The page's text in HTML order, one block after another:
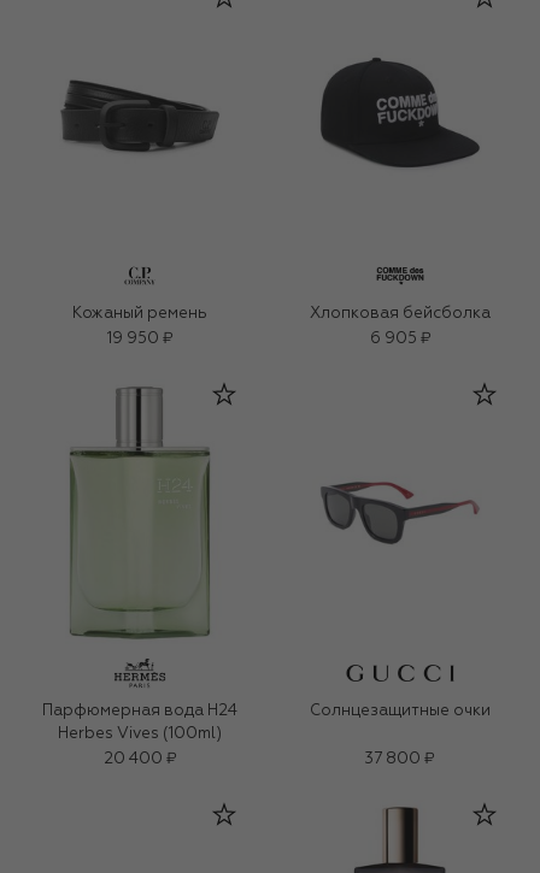
Кожаный ремень
19 950 ₽
Хлопковая бейсболка
6 905 ₽
Парфюмерная вода H24
Herbes Vives (100ml)
20 400 ₽
Солнцезащитные очки
37 800 ₽